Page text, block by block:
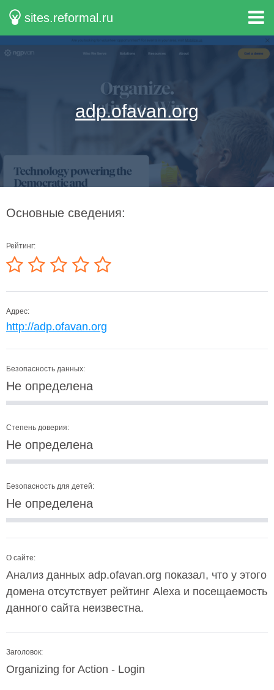
sites.reformal.ru
adp.ofavan.org
Основные сведения:
Рейтинг:
Адрес:
http://adp.ofavan.org
Безопасность данных:
Не определена
Степень доверия:
Не определена
Безопасность для детей:
Не определена
О сайте:
Анализ данных adp.ofavan.org показал, что у этого
домена отсутствует рейтинг Alexa и посещаемость
данного сайта неизвестна.
Заголовок:
Organizing for Action - Login